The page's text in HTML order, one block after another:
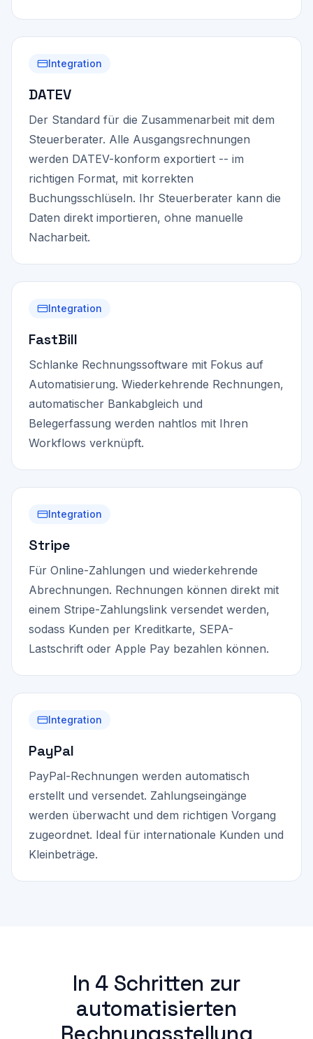
Integration
DATEV
Der Standard für die Zusammenarbeit mit dem
Steuerberater. Alle Ausgangsrechnungen
werden DATEV-konform exportiert -- im
richtigen Format, mit korrekten
Buchungsschlüseln. Ihr Steuerberater kann die
Daten direkt importieren, ohne manuelle
Nacharbeit.
Integration
FastBill
Schlanke Rechnungssoftware mit Fokus auf
Automatisierung. Wiederkehrende Rechnungen,
automatischer Bankabgleich und
Belegerfassung werden nahtlos mit Ihren
Workflows verknüpft.
Integration
Stripe
Für Online-Zahlungen und wiederkehrende
Abrechnungen. Rechnungen können direkt mit
einem Stripe-Zahlungslink versendet werden,
sodass Kunden per Kreditkarte, SEPA-
Lastschrift oder Apple Pay bezahlen können.
Integration
PayPal
PayPal-Rechnungen werden automatisch
erstellt und versendet. Zahlungseingänge
werden überwacht und dem richtigen Vorgang
zugeordnet. Ideal für internationale Kunden und
Kleinbeträge.
In 4 Schritten zur
automatisierten